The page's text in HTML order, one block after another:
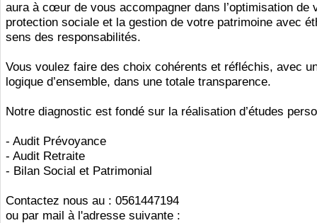
aura à cœur de vous accompagner dans l’optimisation de
protection sociale et la gestion de votre patrimoine avec
sens des responsabilités.
Vous voulez faire des choix cohérents et réfléchis, avec
logique d’ensemble, dans une totale transparence.
Notre diagnostic est fondé sur la réalisation d’études
- Audit Prévoyance
- Audit Retraite
- Bilan Social et Patrimonial
Contactez nous au : 0561447194
ou par mail à l'adresse suivante :